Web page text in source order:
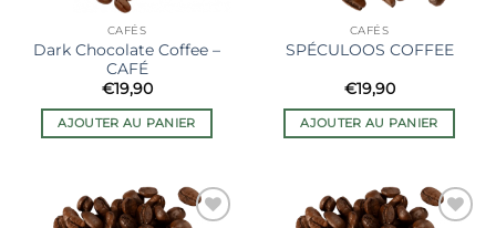
CAFÉS
Dark Chocolate Coffee –
CAFÉ
€19,90
AJOUTER AU PANIER
CAFÉS
SPÉCULOOS COFFEE
€19,90
AJOUTER AU PANIER